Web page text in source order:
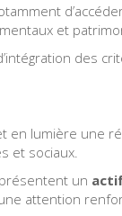
et
des
en lumière une
et sociaux.
un
attention